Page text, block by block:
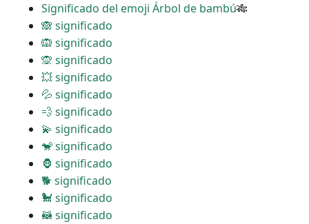
Significado del emoji Árbol de bambú🎋
🙈 significado
🙉 significado
🙊 significado
💥 significado
💦 significado
💨 significado
💫 significado
🐒 significado
🦍 significado
🐕 significado
🐩 significado
🦝 significado